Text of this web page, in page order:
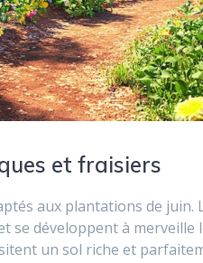
et fraisiers
aux plantations de juin.
se développent à
un sol riche et